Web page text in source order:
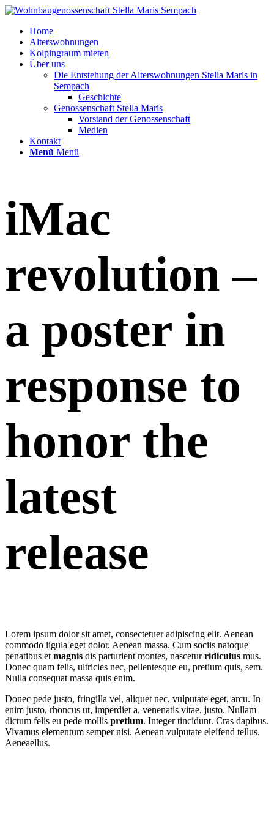
Home
Alterswohnungen
Kolpingraum mieten
Über uns
Die Entstehung der Alterswohnungen Stella Maris in
Sempach
Geschichte
Genossenschaft Stella Maris
Vorstand der Genossenschaft
Medien
Kontakt
Menü Menü
iMac
revolution –
a poster in
response to
honor the
latest
release
Lorem ipsum dolor sit amet, consectetuer adipiscing elit. Aenean
commodo ligula eget dolor. Aenean massa. Cum sociis natoque
penatibus et magnis dis parturient montes, nasceturridiculus mus.
Donec quam felis, ultricies nec, pellentesque eu, pretium quis, sem.
Nulla consequat massa quis enim.
Donec pede justo, fringilla vel, aliquet nec, vulputate eget, arcu. In
enim justo, rhoncus ut, imperdiet a, venenatis vitae, justo. Nullam
dictum felis eu pede mollis pretium. Integer tincidunt. Cras dapibus.
Vivamus elementum semper nisi. Aenean vulputate eleifend tellus.
Aeneaellus.